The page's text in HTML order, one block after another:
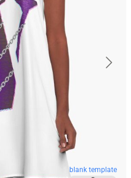
blank template